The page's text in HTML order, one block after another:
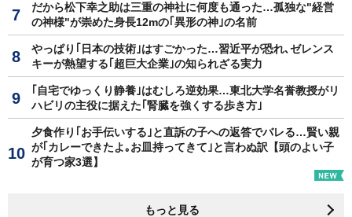
だから松下幸之助は三重の神社に何度も通った…孤独な"経営
の神様"が崇めた身長12mの｢異形の神｣の名前
やっぱり｢日本の技術｣はすごかった…習近平が恐れ､ゼレンス
キーが熱望する｢超巨大企業｣の知られざる実力
｢自宅でゆっくり静養｣はむしろ逆効果…東北大学名誉教授がリ
ハビリの主役に据えた｢腎臓を強くする歩き方｣
夕食作り｢お手伝いする｣と直訴の子への返答でバレる…賢い親
が｢カレーできたよ｡お皿持ってきて｣と言わぬ訳【頭のよい子
が育つ家3選】
もっと見る